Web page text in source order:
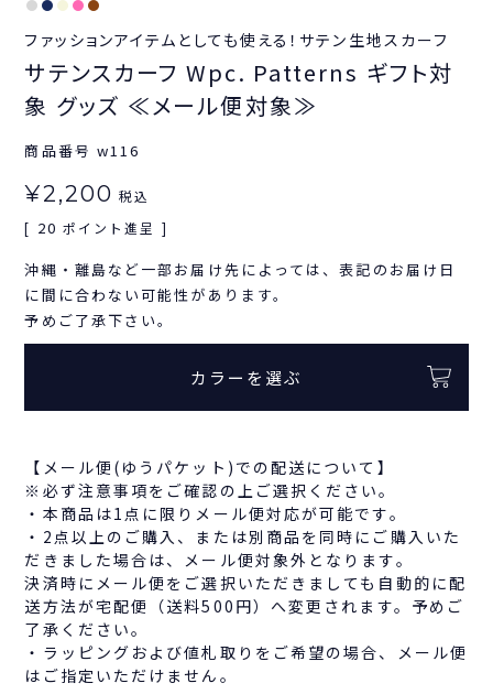
ファッションアイテムとしても使える！サテン生地スカーフ
サテンスカーフ Wpc. Patterns ギフト対
象 グッズ ≪メール便対象≫
商品番号 w116
¥2,200 税込
[ 20 ポイント進呈 ]
沖縄・離島など一部お届け先によっては、表記のお届け日
に間に合わない可能性があります。
予めご了承下さい。
カラーを選ぶ
【メール便(ゆうパケット)での配送について】
※必ず注意事項をご確認の上ご選択ください。
・本商品は1点に限りメール便対応が可能です。
・2点以上のご購入、または別商品を同時にご購入いた
だきました場合は、メール便対象外となります。
決済時にメール便をご選択いただきましても自動的に配
送方法が宅配便（送料500円）へ変更されます。予めご
了承ください。
・ラッピングおよび値札取りをご希望の場合、メール便
はご指定いただけません。